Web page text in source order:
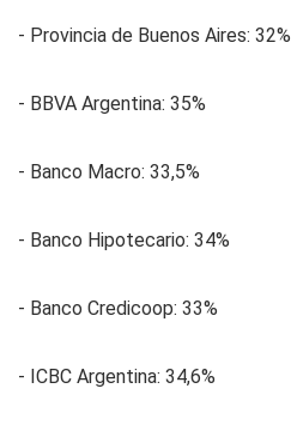
- Provincia de Buenos Aires: 32%
- BBVA Argentina: 35%
- Banco Macro: 33,5%
- Banco Hipotecario: 34%
- Banco Credicoop: 33%
- ICBC Argentina: 34,6%